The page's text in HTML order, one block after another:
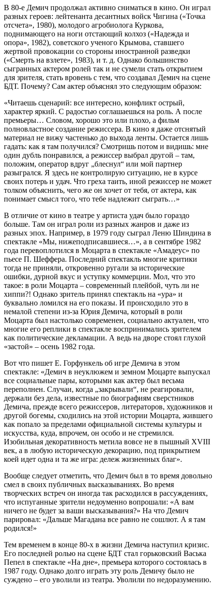
В 80-е Демич продолжал активно сниматься в кино. Он играл
разных героев: лейтенанта десантных войск Чигина («Точка
отсчета», 1980), молодого агробиолога Куркова,
поднимающего на ноги отстающий колхоз («Надежда и
опора», 1982), советского ученого Крымова, ставшего
жертвой провокации со стороны иностранной разведки
(«Смерть на взлете», 1983), и т. д. Однако большинство
сыгранных актером ролей так и не сумели стать открытием
для зрителя, стать вровень с тем, что создавал Демич на сцене
БДТ. Почему? Сам актер объяснял это следующим образом:
«Читаешь сценарий: все интересно, конфликт острый,
характер яркий. С радостью соглашаешься на роль. А после
премьеры… Словом, хорошо это или плохо, а фильм
полновластное создание режиссера. В кино я даже отснятый
материал не вижу частенько до выхода ленты. Остается лишь
гадать: как я там получился? Смотришь потом и видишь: мне
один дубль понравился, а режиссер выбрал другой – там,
положим, оператор вдруг „блеснул“ или мой партнер
разыгрался. Я здесь не контролирую ситуацию, не в курсе
своих потерь и удач. Что греха таить, иной режиссер не может
толком объяснить, чего же он хочет от тебя, от актера, как
понимает смысл того, что тебе надлежит сыграть…»
В отличие от кино в театре у артиста удач было гораздо
больше. Там он играл роли из разных жанров и даже из
разных эпох. Например, в 1979 году сыграл Леню Шиндина в
спектакле «Мы, нижеподписавшиеся…», а в сентябре 1982
года перевоплотился в Моцарта в спектакле «Амадеус» по
пьесе П. Шеффера. Последний спектакль многие критики
тогда не приняли, откровенно ругали за исторические
ошибки, дурной вкус и уступку коммерции. Мол, что это
такое: в роли Моцарта – современный плейбой, чуть ли не
хиппи?! Однако зритель принял спектакль на «ура» и
буквально ломился на его показы. И происходило это в
немалой степени из-за Юрия Демича, который в роли
Моцарта был настолько современен, социально актуален, что
многие его реплики в спектакле воспринимались зрителем
как политические декламации. А ведь на дворе стоял глухой
«застой» – осень 1982 года.
Вот что пишет Е. Горфункель об игре Демича в этом
спектакле: «Демич в неуклюжем и земном Моцарте выпускал
все социальные пары, которыми как актер был весьма
переполнен. Случаи, когда „закрывали“, не реагировали,
держали без дела, известные по биографиям сверстников
Демича, прежде всего режиссеров, литераторов, художников и
другой богемы, сходились на этой истории Моцарта, жившего
как попало за пределами официальной системы культуры и
искусства, куда, впрочем, он особо и не стремился.
Изобильная декоративность метила вовсе не в пышный XVIII
век, а в любую историческую декорацию, под прикрытием
коей идет одна и та же игра: дележ жизненных благ».
Вообще следует отметить, что Демич был в то время довольно
смел в своих публичных высказываниях. Во время
творческих встреч он иногда так расходился в рассуждениях,
что испуганные зрители недоуменно вопрошали: «А вам
ничего не будет за ваши высказывания?» На что Демич
парировал: «Дальше Магадана все равно не сошлют. А я там
родился!»
Тем временем в конце 80-х в жизни Демича наступил кризис.
Его последней ролью на сцене БДТ стал горьковский Васька
Пепел в спектакле «На дне», премьера которого состоялась в
1987 году. Однако долго играть эту роль Демичу было не
суждено – его уволили из театра. Уволили по недоразумению.